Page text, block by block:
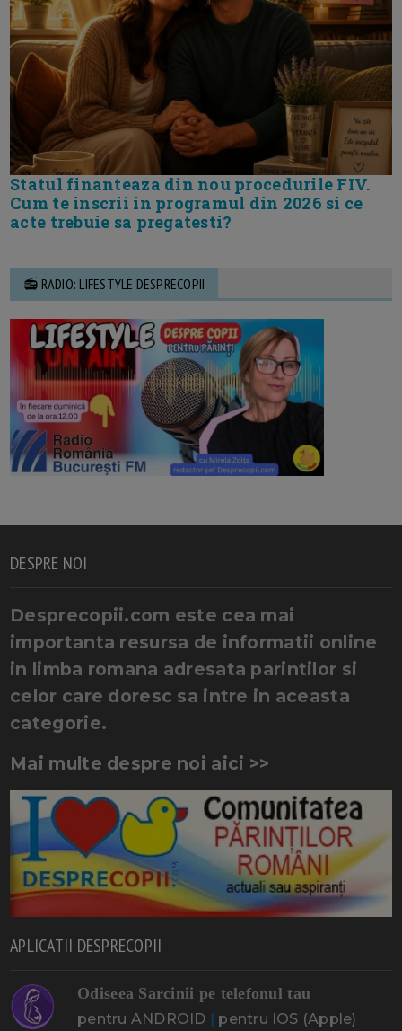
Statul finanteaza din nou procedurile FIV.
Cum te inscrii in programul din 2026 si ce
acte trebuie sa pregatesti?
📻 RADIO: LIFESTYLE DESPRECOPII
DESPRE NOI
Desprecopii.com este cea mai
importanta resursa de informatii online
in limba romana adresata parintilor si
celor care doresc sa intre in aceasta
categorie.
Mai multe despre noi aici >>
APLICATII DESPRECOPII
Odiseea Sarcinii pe telefonul tau
pentru ANDROID | pentru IOS (Apple)